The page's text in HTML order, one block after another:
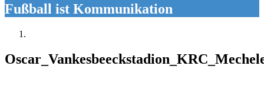
Fußball ist Kommunikation